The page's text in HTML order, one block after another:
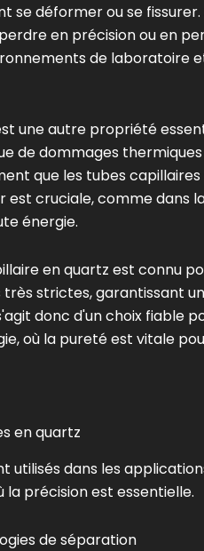
se déformer ou se
en précision ou en
de laboratoire
une autre propriété
de dommages
que les tubes
est cruciale, comme dans
énergie.
en quartz est connu
strictes, garantissant
donc d'un choix fiable
où la pureté est vitale
en quartz
utilisés dans les
précision est essentielle.
de séparation